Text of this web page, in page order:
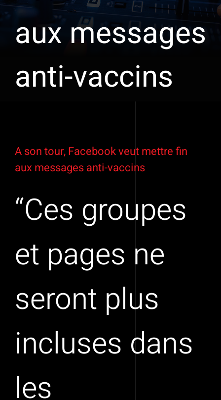
aux messages
anti-vaccins
l'image
A son tour, Facebook veut mettre fin
aux messages anti-vaccins
“Ces groupes
et pages ne
seront plus
incluses dans
les